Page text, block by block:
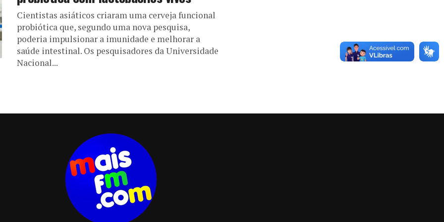
Cientistas asiáticos criaram uma cerveja funcional
probiótica que, segundo uma nova pesquisa,
poderia impulsionar a imunidade e melhorar a
saúde intestinal. Os pesquisadores da Universidade
Nacional...